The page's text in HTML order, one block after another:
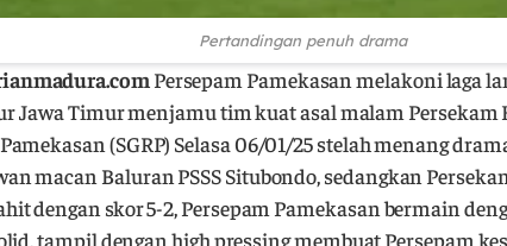
Pertandingan penuh drama
Persepam Pamekasan melakoni laga
Jawa Timur menjamu tim kuat asal malam Persekam
(SGRP) Selasa 06/01/25 stelah menang
macan Baluran PSSS Situbondo, sedangkan
dengan skor 5-2, Persepam Pamekasan bermain
tampil dengan high pressing membuat Persepam